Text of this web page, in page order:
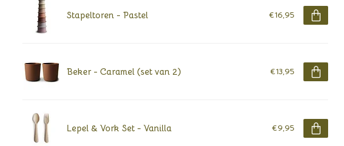
Stapeltoren - Pastel €16,95
Beker - Caramel (set van 2) €13,95
Lepel & Vork Set - Vanilla €9,95